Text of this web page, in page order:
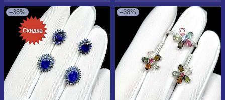
–38% –38%